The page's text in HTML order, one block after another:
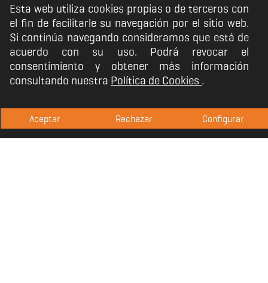
de jugadores, ya que recoge tu voz con
precisión.
Esta web utiliza cookies propias o de terceros con
el fin de facilitarle su navegación por el sitio web.
Si continúa navegando consideramos que está de
acuerdo con su uso. Podrá revocar el
consentimiento y obtener más información
consultando nuestra Política de Cookies .
Aceptar Rechazar Configurar